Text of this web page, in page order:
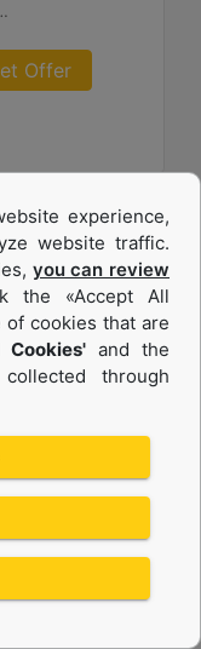
V, Japan 2014, China NRIV
Offer
experience,
website traffic.
you can review
the «Accept All
of cookies that are
and the
through